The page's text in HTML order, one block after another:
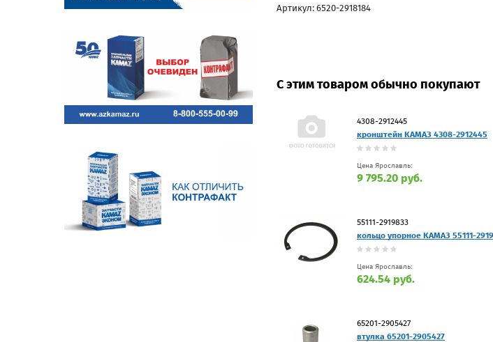
Артикул: 6520-2918184
С этим товаром обычно покупают
4308-2912445
кронштейн КАМАЗ 4308-2912445
Цена Ярославль:
9 795.20 руб.
55111-2919833
кольцо упорное КАМАЗ 55111-
Цена Ярославль:
624.54 руб.
65201-2905427
втулка 65201-2905427